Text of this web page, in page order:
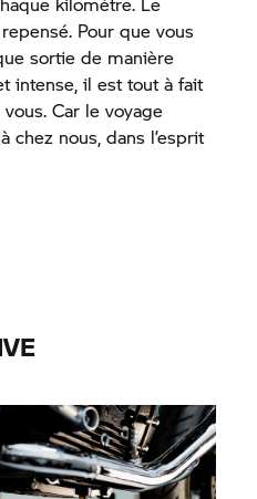
Pour que vous
sortie de manière
intense, il est tout à fait
Car le voyage
chez nous, dans l’esprit